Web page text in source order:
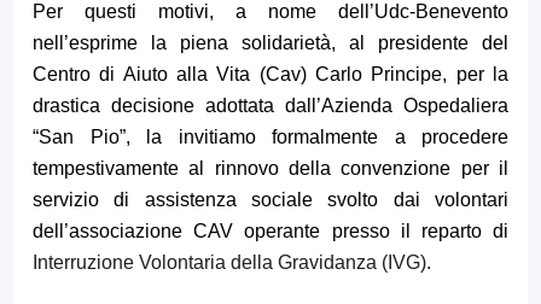
Per questi motivi, a nome dell’Udc-Benevento
nell’esprime la piena solidarietà, al presidente del
Centro di Aiuto alla Vita (Cav) Carlo Principe, per la
drastica decisione adottata dall’Azienda Ospedaliera
“San Pio”, la invitiamo formalmente a procedere
tempestivamente al rinnovo della convenzione per il
servizio di assistenza sociale svolto dai volontari
dell’associazione CAV operante presso il reparto di
Interruzione Volontaria della Gravidanza (IVG).